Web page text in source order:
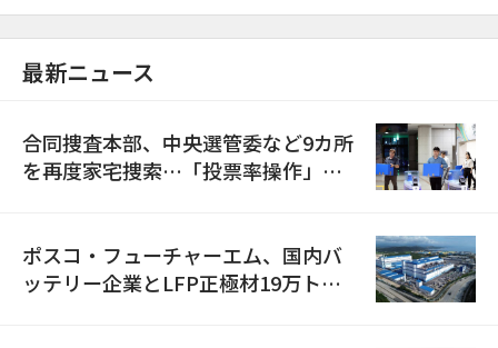
最新ニュース
合同捜査本部、中央選管委など9カ所
を再度家宅捜索…「投票率操作」の
ポスコ・フューチャーエム、国内バ
ッテリー企業とLFP正極材19万トン